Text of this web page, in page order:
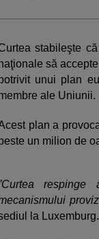
stabileşte
să
unui plan
ale Uniunii.
plan a
un milion de
la Luxemburg.